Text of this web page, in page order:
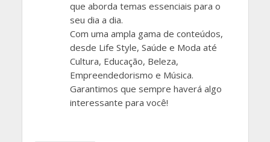
que aborda temas essenciais para o
seu dia a dia.
Com uma ampla gama de conteúdos,
desde Life Style, Saúde e Moda até
Cultura, Educação, Beleza,
Empreendedorismo e Música.
Garantimos que sempre haverá algo
interessante para você!